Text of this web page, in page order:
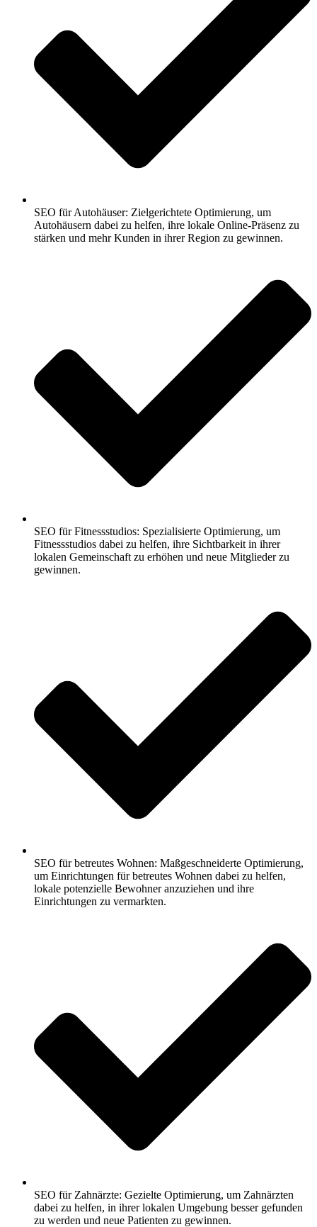
SEO für Autohäuser: Zielgerichtete Optimierung, um
Autohäusern dabei zu helfen, ihre lokale Online-Präsenz zu
stärken und mehr Kunden in ihrer Region zu gewinnen.
SEO für Fitnessstudios: Spezialisierte Optimierung, um
Fitnessstudios dabei zu helfen, ihre Sichtbarkeit in ihrer
lokalen Gemeinschaft zu erhöhen und neue Mitglieder zu
gewinnen.
SEO für betreutes Wohnen: Maßgeschneiderte Optimierung,
um Einrichtungen für betreutes Wohnen dabei zu helfen,
lokale potenzielle Bewohner anzuziehen und ihre
Einrichtungen zu vermarkten.
SEO für Zahnärzte: Gezielte Optimierung, um Zahnärzten
dabei zu helfen, in ihrer lokalen Umgebung besser gefunden
zu werden und neue Patienten zu gewinnen.